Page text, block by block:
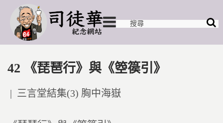
42 《琵琶行》與《箜篌引》
Posted
三言堂結集(3) 胸中海嶽